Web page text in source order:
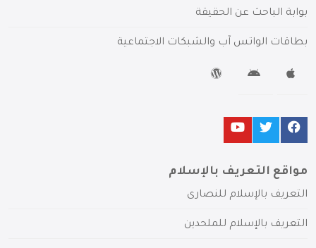
بوابة الباحث عن الحقيقة
بطاقات الواتس آب والشبكات الاجتماعية
مواقع التعريف بالإسلام
التعريف بالإسلام للنصارى
التعريف بالإسلام للملحدين